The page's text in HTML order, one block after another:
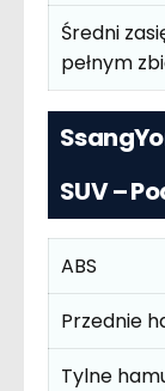
Średni
pełnym
SUV –
ABS
Przednie
Tylne